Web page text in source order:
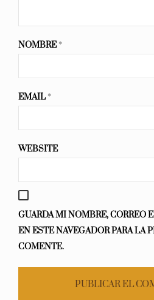
NOMBRE*
EMAIL *
WEBSITE
GUARDA MI NOMBRE, CORREO
EN ESTE NAVEGADOR PARA LA
COMENTE.